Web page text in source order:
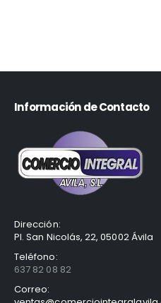
Información de Contacto
Dirección:
Pl. San Nicolás, 22, 05002 Ávila
Teléfono:
637 82 08 82
Correo: